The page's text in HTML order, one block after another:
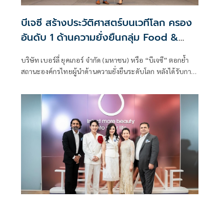
บีเจซี สร้างประวัติศาสตร์บนเวทีโลก ครอง
อันดับ 1 ด้านความยั่งยืนกลุ่ม Food &
Staples Retailing ต่อเนื่อง 4 ปีซ้อน ติด
Top 1% ของโลก พร้อมเข้าสู่
Sustainability Yearbook ปีที่ 6
บริษัท เบอร์ลี่ ยุคเกอร์ จำกัด (มหาชน) หรือ “บีเจซี” ตอกย้ำ
สถานะองค์กรไทยผู้นำด้านความยั่งยืนระดับโลก หลังได้รับการ
Staples Retailing